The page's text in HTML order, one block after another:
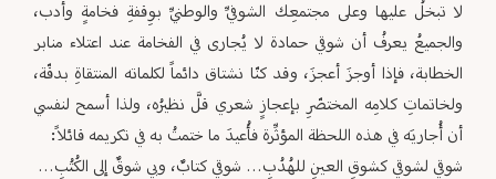
لا تبخلُ عليها وعلى مجتمعِك الشوفيِّ والوطنيِّ بوِقفةِ فخامةٍ وأدب،
والجميعُ يعرفُ أن شوقي حمادة لا يُجارى في الفخامة عند اعتلاء منابر
الخطابة، فإذا أوجزَ أعجزَ، وقد كنّا نشتاق دائماً لكلماته المنتقاةِ بدقّة،
ولخاتماتِ كلامِه المختصّرِ بإعجازٍ شعري قلَّ نظيرُه، ولذا أسمح لنفسي
أن أُجاريَه في هذه اللحظة المؤثِّرة فأُعيدَ ما ختمتُ به في تكريمه قائلاً:
شوقي لشوقي كشوقِ العينِ للهُدُبِ… شوقي كتابٌ، وبي شوقٌ إلى الكُتُبِ…